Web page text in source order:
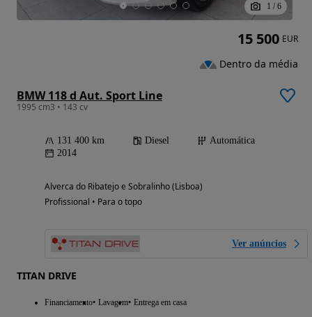
1 / 6
BMW 118 d Aut. Sport Line
1995 cm3 • 143 cv
131 400 km Diesel
Automática
2014
Alverca do Ribatejo e Sobralinho (Lisboa)
Profissional • Para o topo
Ver anúncios
TITAN DRIVE
Financiamento Lavagem Entrega em casa
15 500 EUR
Dentro da média